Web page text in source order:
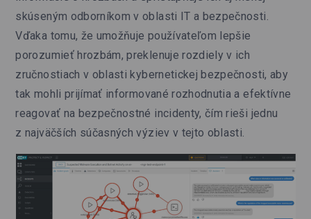
skúseným odborníkom v oblasti IT a bezpečnosti.
Vďaka tomu, že umožňuje používateľom lepšie
porozumieť hrozbám, preklenuje rozdiely v ich
zručnostiach v oblasti kybernetickej bezpečnosti, aby
tak mohli prijímať informované rozhodnutia a efektívne
reagovať na bezpečnostné incidenty, čím rieši jednu
z najväčších súčasných výziev v tejto oblasti.